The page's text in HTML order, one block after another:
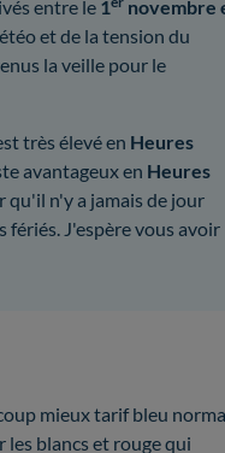
entre le 1
novembre
et de la tension du
la veille pour le
très élevé en Heures
avantageux en Heures
qu'il n'y a jamais de jour
fériés. J'espère vous avoir
mieux tarif bleu
les blancs et rouge qui